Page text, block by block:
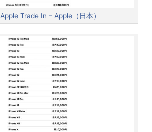
Apple Trade In – Apple（日本）